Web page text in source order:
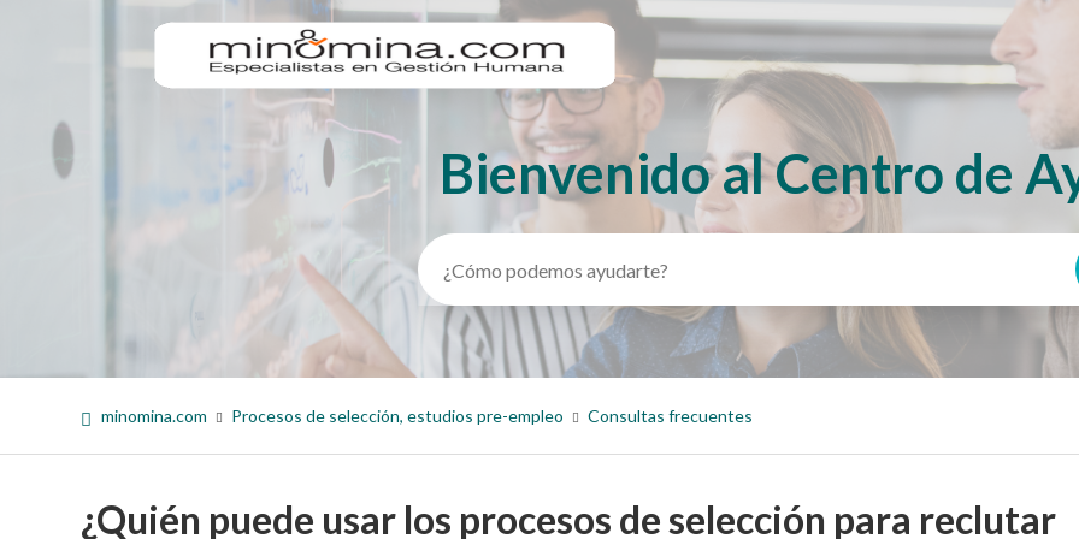
Búsqueda
Bienvenido al Centro de
minomina.com Procesos de selección, estudios pre-empleo Consultas frecuentes
¿Quién puede usar los procesos de selección para reclutar